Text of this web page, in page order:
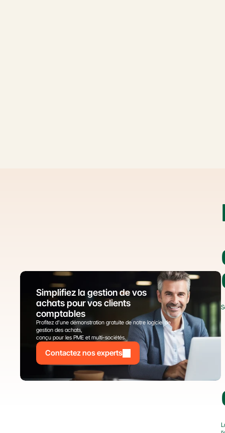
Simplifiez la gestion de vos
achats pour vos clients
comptables
Profitez d’une démonstration gratuite de notre logiciel de
gestion des achats,
conçu pour les PME et multi-sociétés.
Contactez nos experts